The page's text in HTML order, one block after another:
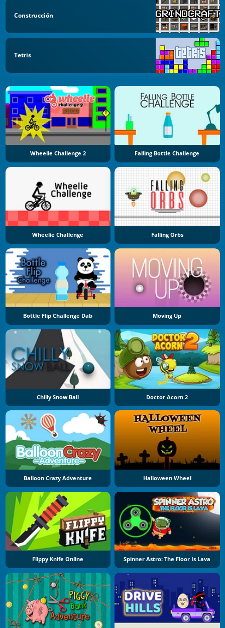
Construcción
Tetris
Wheelie Challenge 2 Falling Bottle Challenge
Wheelie Challenge Falling Orbs
Bottle Flip Challenge Dab Moving Up
Chilly Snow Ball Doctor Acorn 2
Balloon Crazy Adventure Halloween Wheel
Flippy Knife Online Spinner Astro: The Floor Is Lava